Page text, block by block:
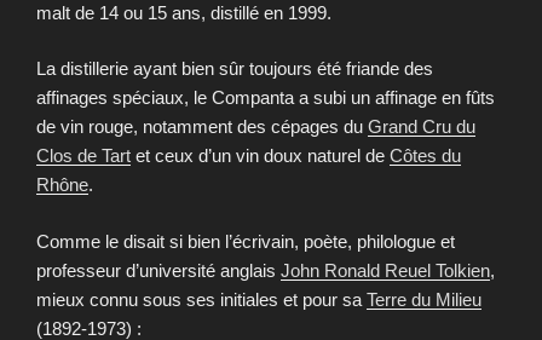
malt de 14 ou 15 ans, distillé en 1999.
La distillerie ayant bien sûr toujours été friande des
affinages spéciaux, le Companta a subi un affinage en fûts
de vin rouge, notamment des cépages du Grand Cru du
Clos de Tart et ceux d’un vin doux naturel de Côtes du
Rhône.
Comme le disait si bien l’écrivain, poète, philologue et
professeur d’université anglais John Ronald Reuel Tolkien,
mieux connu sous ses initiales et pour sa Terre du Milieu
(1892-1973) :